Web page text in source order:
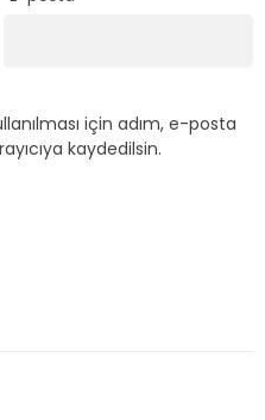
için adım, e-posta
kaydedilsin.